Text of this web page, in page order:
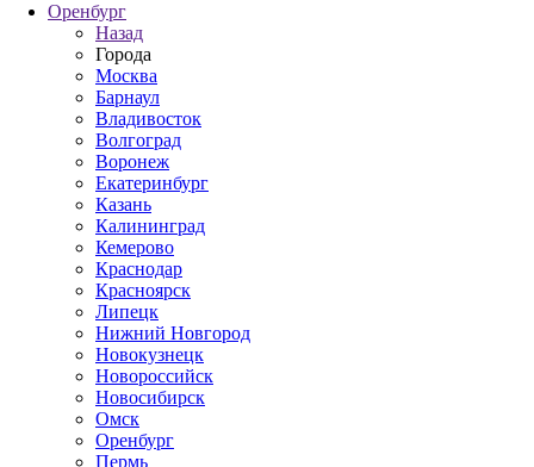
Оренбург
Назад
Города
Москва
Барнаул
Владивосток
Волгоград
Воронеж
Екатеринбург
Казань
Калининград
Кемерово
Краснодар
Красноярск
Липецк
Нижний Новгород
Новокузнецк
Новороссийск
Новосибирск
Омск
Оренбург
Пермь